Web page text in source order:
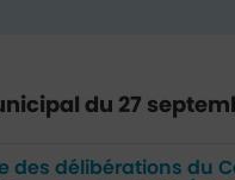
du 27
des délibérations du